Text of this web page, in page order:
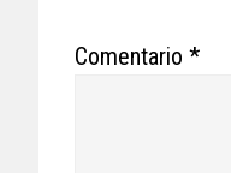
Comentario *